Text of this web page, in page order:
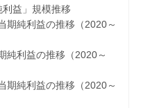
益」規模推移
純利益の推移（2020～
利益の推移（2020～
純利益の推移（2020～